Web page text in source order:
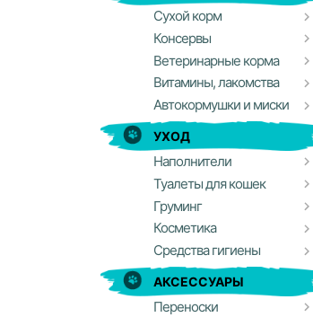
Сухой корм
Консервы
Ветеринарные корма
Витамины, лакомства
Автокормушки и миски
УХОД
Наполнители
Туалеты для кошек
Груминг
Косметика
Средства гигиены
АКСЕССУАРЫ
Переноски